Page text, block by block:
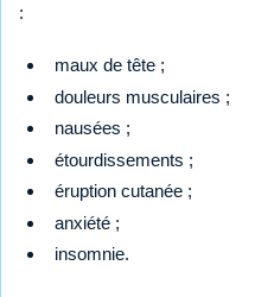
:
maux de tête ;
douleurs musculaires ;
nausées ;
étourdissements ;
éruption cutanée ;
anxiété ;
insomnie.